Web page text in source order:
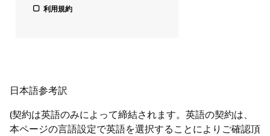
利用規約
日本語参考訳
(契約は英語のみによって締結されます。英語の契約は、
本ページの言語設定で英語を選択することによりご確認頂